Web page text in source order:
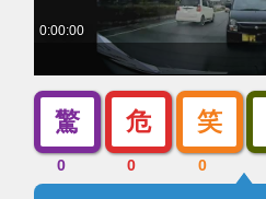
驚
0
危
0
笑
0